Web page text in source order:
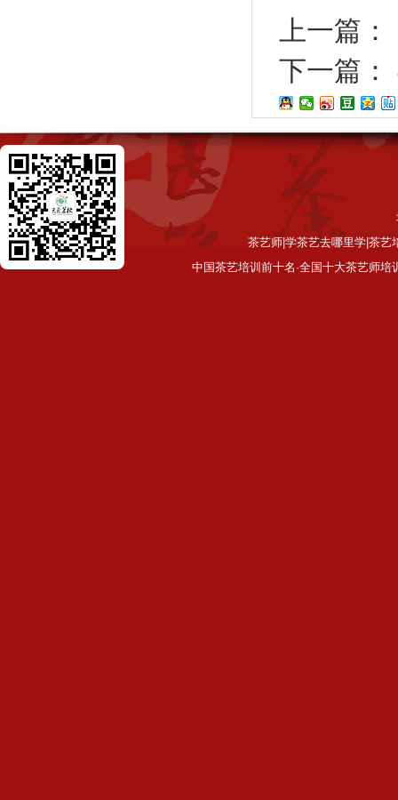
上一篇：
下一篇：
茶艺师|学茶艺去哪里学|茶艺
中国茶艺培训前十名·全国十大茶艺师培